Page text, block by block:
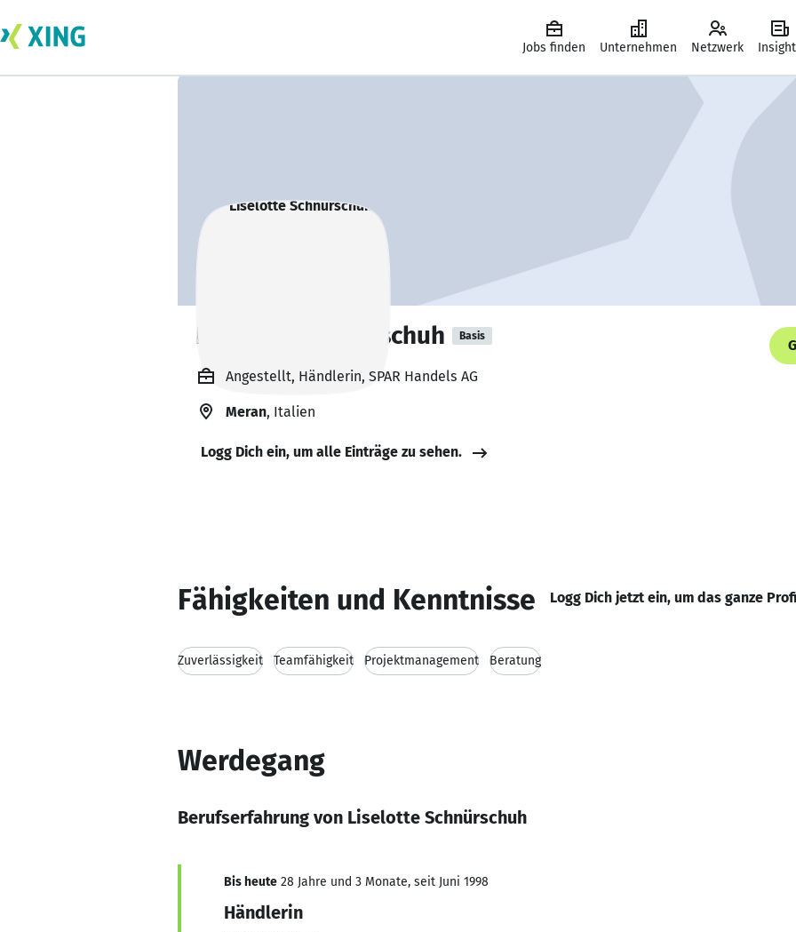
Jobs finden Unternehmen Netzwerk
Liselotte Schnürschuh Basis
Angestellt, Händlerin, SPAR Handels AG
Meran, Italien
Logg Dich ein, um alle Einträge zu sehen.
Fähigkeiten und Kenntnisse Logg Dich jetzt ein, um das ganze
Zuverlässigkeit Teamfähigkeit Projektmanagement Beratung
Werdegang
Berufserfahrung von Liselotte Schnürschuh
Bis heute 28 Jahre und 3 Monate, seit Juni 1998
Händlerin